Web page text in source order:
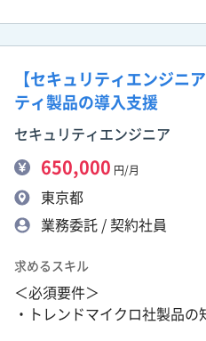
【セキュリティエンジニ
ティ製品の導入支援
セキュリティエンジニア
650,000 円/月
東京都
業務委託 / 契約社員
求めるスキル
＜必須要件＞
・トレンドマイクロ社製品の